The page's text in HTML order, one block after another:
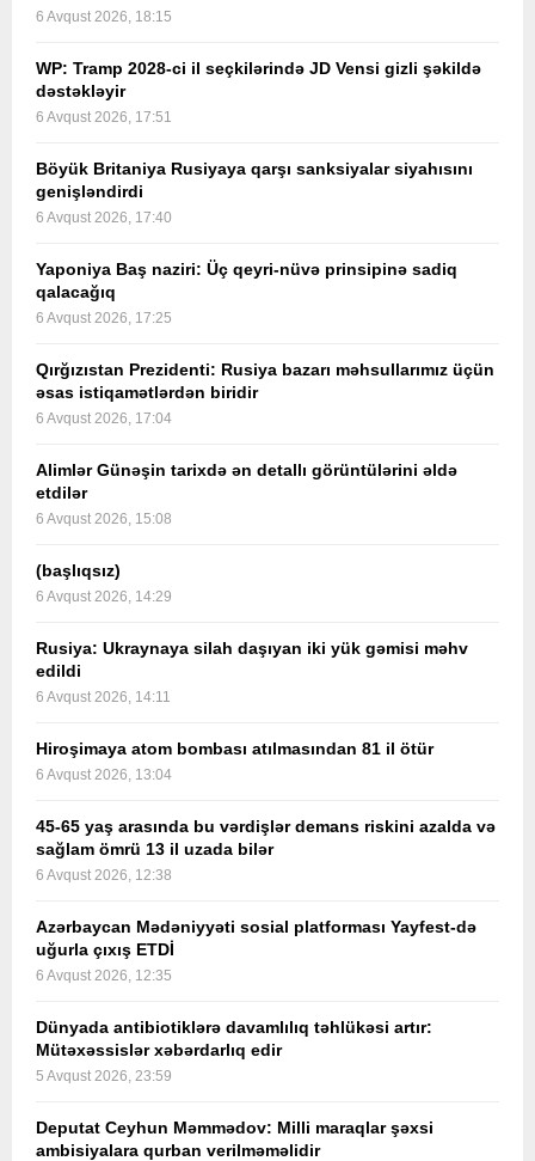
6 Avqust 2026, 18:15
WP: Tramp 2028-ci il seçkilərində JD Vensi gizli şəkildə
dəstəkləyir
6 Avqust 2026, 17:51
Böyük Britaniya Rusiyaya qarşı sanksiyalar siyahısını
genişləndirdi
6 Avqust 2026, 17:40
Yaponiya Baş naziri: Üç qeyri-nüvə prinsipinə sadiq
qalacağıq
6 Avqust 2026, 17:25
Qırğızıstan Prezidenti: Rusiya bazarı məhsullarımız üçün
əsas istiqamətlərdən biridir
6 Avqust 2026, 17:04
Alimlər Günəşin tarixdə ən detallı görüntülərini əldə
etdilər
6 Avqust 2026, 15:08
(başlıqsız)
6 Avqust 2026, 14:29
Rusiya: Ukraynaya silah daşıyan iki yük gəmisi məhv
edildi
6 Avqust 2026, 14:11
Hiroşimaya atom bombası atılmasından 81 il ötür
6 Avqust 2026, 13:04
45-65 yaş arasında bu vərdişlər demans riskini azalda və
sağlam ömrü 13 il uzada bilər
6 Avqust 2026, 12:38
Azərbaycan Mədəniyyəti sosial platforması Yayfest-də
uğurla çıxış ETDİ
6 Avqust 2026, 12:35
Dünyada antibiotiklərə davamlılıq təhlükəsi artır:
Mütəxəssislər xəbərdarlıq edir
5 Avqust 2026, 23:59
Deputat Ceyhun Məmmədov: Milli maraqlar şəxsi
ambisiyalara qurban verilməməlidir